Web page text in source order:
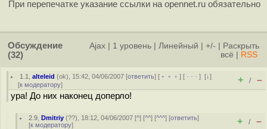
При перепечатке указание ссылки на opennet.ru обязательно
Обсуждение
(32)
Ajax 1 уровень Линейный +/-
Раскрыть
всё
RSS
1.1 ,alteleid (ok), 15:42, 04/06/2007 [ответить] [ ﹢﹢﹢] [ · · ·][↓]
[к модератору] + / –
ура! До них наконец доперло!
2.9 ,Dmitriy (??), 18:12, 04/06/2007 [^] [^^] [^^^] [ответить]
[к модератору] + / –